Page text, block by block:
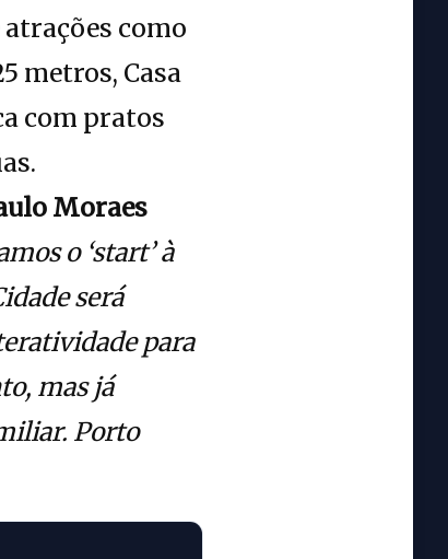
como
metros, Casa
com pratos
Moraes
o ‘start’ à
será
para
mas já
Porto